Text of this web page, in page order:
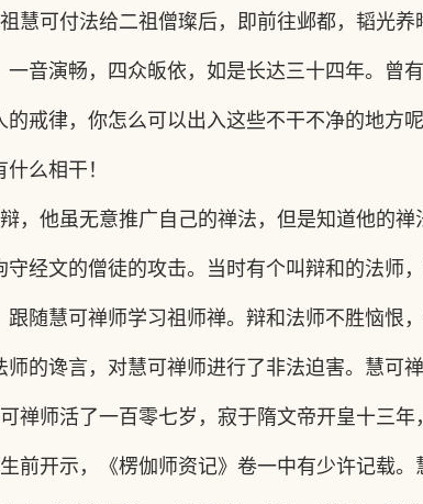
慧可付法给二祖僧璨后，即前往邺都，韬光养
音演畅，四众皈依，如是长达三十四年。曾有
戒律，你怎么可以出入这些不干不净的地方呢
么相干！
，他虽无意推广自己的禅法，但是知道他的
守经文的僧徒的攻击。当时有个叫辩和的法师
跟随慧可禅师学习祖师禅。辩和法师不胜恼恨
的谗言，对慧可禅师进行了非法迫害。慧可
禅师活了一百零七岁，寂于隋文帝开皇十三年
前开示，《楞伽师资记》卷一中有少许记载。